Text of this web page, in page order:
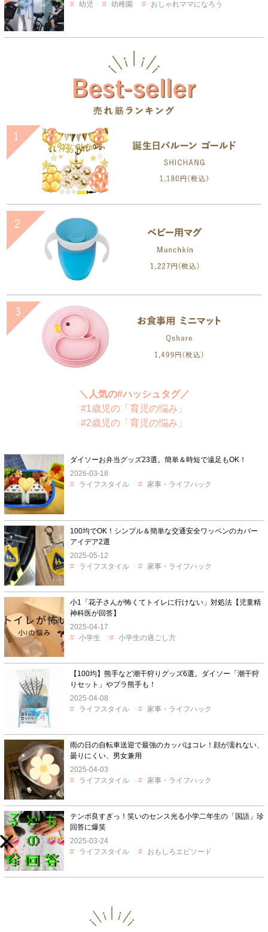
幼児
幼稚園 おしゃれママになろう
＼人気の#ハッシュタグ／
#1歳児の「育児の悩み」
#2歳児の「育児の悩み」
ダイソーお弁当グッズ23選。簡単＆時短で遠足もOK！
2026-03-18
ライフスタイル
家事・ライフハック
100均でOK！シンプル＆簡単な交通安全ワッペンのカバー
アイデア2選
2025-05-12
ライフスタイル
家事・ライフハック
小1「花子さんが怖くてトイレに行けない」対処法【児童精
神科医が回答】
2025-04-17
小学生
小学生の過ごし方
【100均】熊手など潮干狩りグッズ6選。ダイソー「潮干狩
りセット」やプラ熊手も！
2025-04-08
ライフスタイル
家事・ライフハック
雨の日の自転車送迎で最強のカッパはコレ！顔が濡れない、
曇りにくい、男女兼用
2025-04-03
ライフスタイル
家事・ライフハック
テンポ良すぎっ！笑いのセンス光る小学二年生の「国語」珍
回答に爆笑
2025-03-24
ライフスタイル
おもしろエピソード